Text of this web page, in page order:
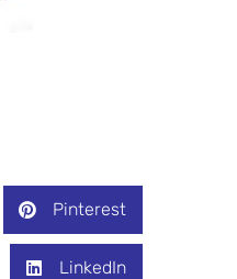
Pinterest
LinkedIn